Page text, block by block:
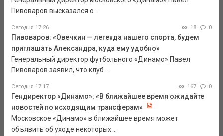
Пивоваров высказался о ...
Сегодня 17:26 18 0
Пивоваров: «Овечкин — легенда нашего спорта, будем
приглашать Александра, куда ему удобно»
Генеральный директор футбольного «Динамо» Павел
Пивоваров заявил, что клуб ...
Сегодня 17:17 167 0
Гендиректор «Динамо»: «В ближайшее время ожидайте
новостей по исходящим трансферам»
Московское «Динамо» в ближайшее время может
объявить об уходе некоторых ...